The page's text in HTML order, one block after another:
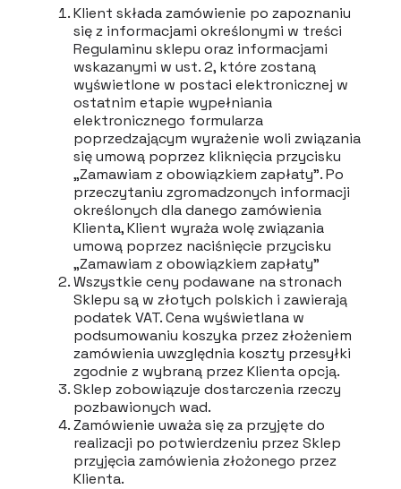
Klient składa zamówienie po zapoznaniu
się z informacjami określonymi w treści
Regulaminu sklepu oraz informacjami
wskazanymi w ust. 2, które zostaną
wyświetlone w postaci elektronicznej w
ostatnim etapie wypełniania
elektronicznego formularza
poprzedzającym wyrażenie woli związania
się umową poprzez kliknięcia przycisku
„Zamawiam z obowiązkiem zapłaty”. Po
przeczytaniu zgromadzonych informacji
określonych dla danego zamówienia
Klienta, Klient wyraża wolę związania
umową poprzez naciśnięcie przycisku
„Zamawiam z obowiązkiem zapłaty”
Wszystkie ceny podawane na stronach
Sklepu są w złotych polskich i zawierają
podatek VAT. Cena wyświetlana w
podsumowaniu koszyka przez złożeniem
zamówienia uwzględnia koszty przesyłki
zgodnie z wybraną przez Klienta opcją.
Sklep zobowiązuje dostarczenia rzeczy
pozbawionych wad.
Zamówienie uważa się za przyjęte do
realizacji po potwierdzeniu przez Sklep
przyjęcia zamówienia złożonego przez
Klienta.